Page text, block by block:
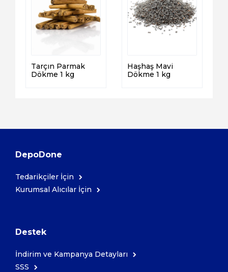
Tarçın Parmak
Dökme 1 kg
Haşhaş Mavi
Dökme 1 kg
DepoDone
Tedarikçiler İçin
Kurumsal Alıcılar İçin
Destek
İndirim ve Kampanya Detayları
SSS